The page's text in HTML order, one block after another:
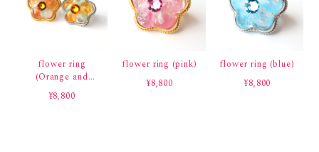
flower ring
(Orange and
Blue)
¥8,800
flower ring (pink)
¥8,800
flower ring (blue)
¥8,800